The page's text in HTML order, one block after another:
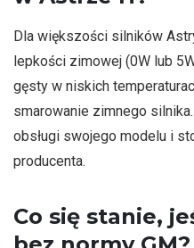
Dla większości silników
lepkości zimowej (0W lub
gęsty w niskich
smarowanie zimnego
obsługi swojego modelu i
producenta.
Co się stanie,